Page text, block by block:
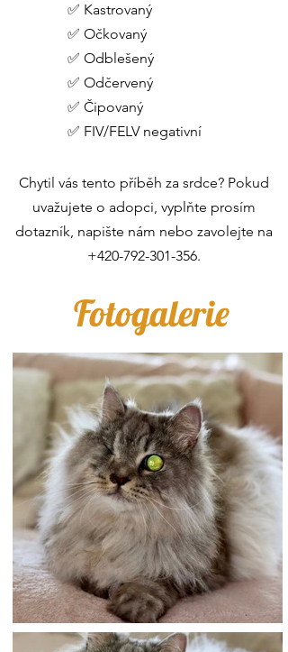
✅ Kastrovaný
✅ Očkovaný
✅ Odblešený
✅ Odčervený
✅ Čipovaný
✅ FIV/FELV negativní
Chytil vás tento příběh za srdce? Pokud
uvažujete o adopci, vyplňte prosím
dotazník, napište nám nebo zavolejte na
+420-792-301-356.
Fotogalerie